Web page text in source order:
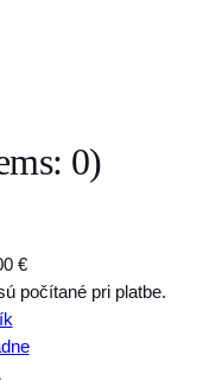
0)
€
počítané pri platbe.